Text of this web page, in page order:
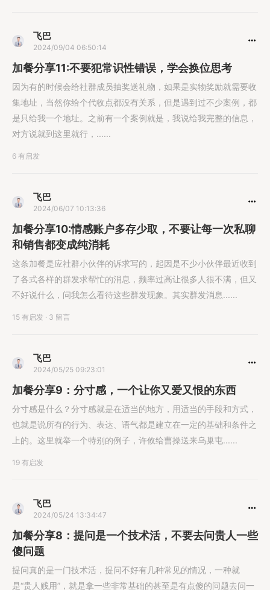
飞巴
2024/09/04 06:50:14
加餐分享11:不要犯常识性错误，学会换位思考
因为有的时候会给社群成员抽奖送礼物，如果是实物奖励就需要收
集地址，当然你给个代收点都没有关系，但是遇到过不少案例，都
是只给我一个地址。之前有一个案例就是，我说给我完整的信息，
对方说就到这里就行，......
6 有启发
飞巴
2024/06/07 10:13:36
加餐分享10:情感账户多存少取，不要让每一次私聊
和销售都变成纯消耗
这条加餐是应社群小伙伴的诉求写的，起因是不少小伙伴最近收到
了各式各样的群发求帮忙的消息，频率过高让很多人很不满，但又
不好说什么，问我怎么看待这些群发现象。其实群发消息......
15 有启发 · 3 留言
飞巴
2024/05/25 09:23:01
加餐分享9：分寸感，一个让你又爱又恨的东西
分寸感是什么？分寸感就是在适当的地方，用适当的手段和方式，
也就是说所有的行为、表达、语气都是建立在一定的基础和条件之
上的。这里就举一个特别的例子，许攸给曹操送来乌巢屯......
19 有启发
飞巴
2024/05/24 13:34:47
加餐分享8：提问是一个技术活，不要去问贵人一些
傻问题
提问真的是一门技术活，提问不好有几种常见的情况，一种就
是“贵人贱用”，就是拿一些非常基础的甚至是有点傻的问题去问一